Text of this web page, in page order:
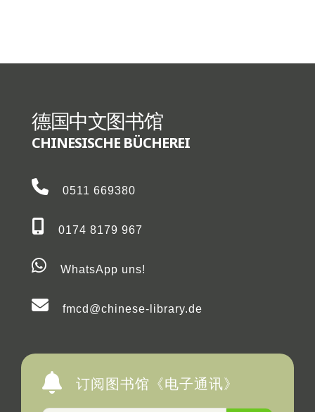
德国中文图书馆
CHINESISCHE BÜCHEREI
0511 669380
0174 8179 967
WhatsApp uns!
fmcd@chinese-library.de
订阅图书馆《电子通讯》